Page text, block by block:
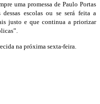
uma promessa de Paulo Portas
escolas ou se será feita a
justo e que continua a priorizar
na próxima sexta-feira.